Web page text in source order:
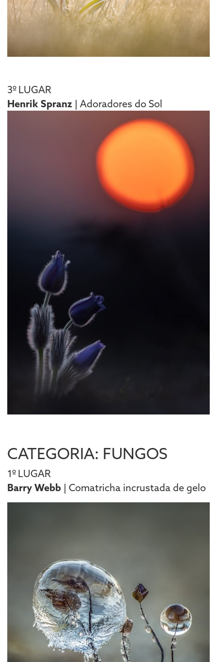
3º LUGAR
Henrik Spranz | Adoradores do Sol
CATEGORIA: FUNGOS
1º LUGAR
Barry Webb | Comatricha incrustada de gelo